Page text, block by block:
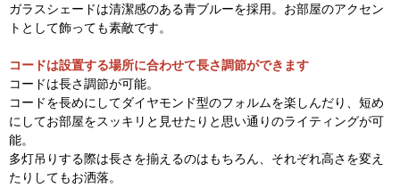
ガラスシェードは清潔感のある青ブルーを採用。お部屋のアクセン
トとして飾っても素敵です。
コードは設置する場所に合わせて長さ調節ができます
コードは長さ調節が可能。
コードを長めにしてダイヤモンド型のフォルムを楽しんだり、短め
にしてお部屋をスッキリと見せたりと思い通りのライティングが可
能。
多灯吊りする際は長さを揃えるのはもちろん、それぞれ高さを変え
たりしてもお洒落。